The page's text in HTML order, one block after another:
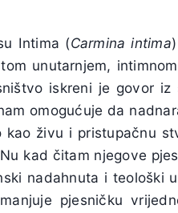
Intima (Carmina intima
unutarnjem,
iskreni je govor
omogućuje da
kao živu i pristupačnu
kad čitam njegove
nadahnuta i teološki
pjesničku